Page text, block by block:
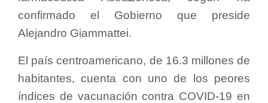
confirmado el Gobierno que preside
Alejandro Giammattei.
El país centroamericano, de 16.3 millones de
habitantes, cuenta con uno de los peores
índices de vacunación contra COVID-19 en